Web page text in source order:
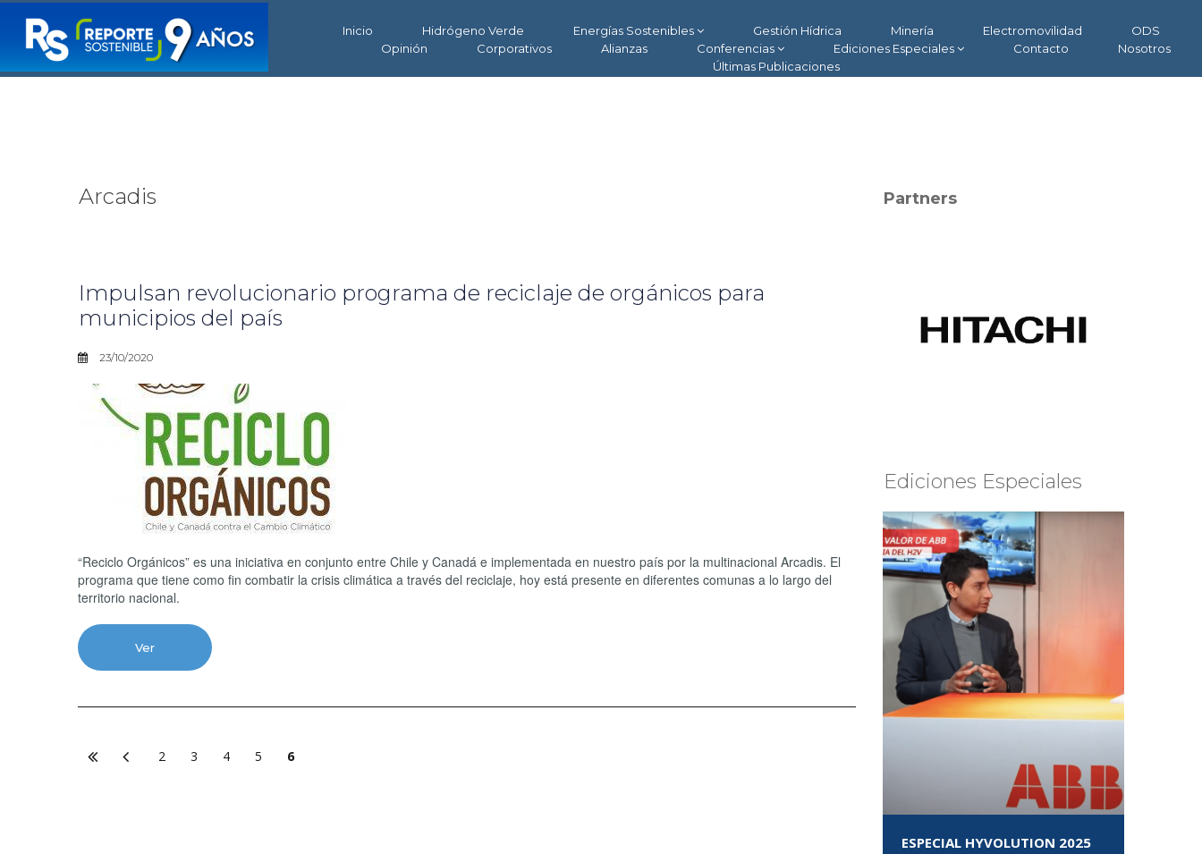
Inicio Hidrógeno Verde Energías Sostenibles Gestión Hídrica Minería Electromovilidad
ODS
Opinión
Corporativos Alianzas Conferencias Ediciones Especiales Contacto
Nosotros
Últimas Publicaciones
Arcadis
Impulsan revolucionario programa de reciclaje de orgánicos para
municipios del país
23/10/2020
“Reciclo Orgánicos” es una iniciativa en conjunto entre Chile y Canadá e implementada en nuestro país por la multinacional Arcadis. El
programa que tiene como fin combatir la crisis climática a través del reciclaje, hoy está presente en diferentes comunas a lo largo del
territorio nacional.
Ver
2 3 4 5 6
Partners
Ediciones Especiales
ESPECIAL HYVOLUTION 2025